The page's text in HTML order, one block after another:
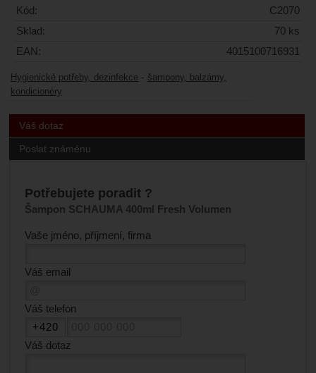
Kód:
C2070
Sklad:
70 ks
EAN:
4015100716931
Hygienické potřeby, dezinfekce - šampony, balzámy,
kondicionéry
Váš dotaz
Poslat známénu
Potřebujete poradit ?
Šampon SCHAUMA 400ml Fresh Volumen
Vaše jméno, příjmení, firma
Váš email
Váš telefon
Váš dotaz